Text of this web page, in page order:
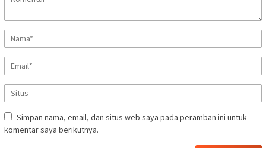
Simpan nama, email, dan situs web saya pada peramban ini untuk
komentar saya berikutnya.